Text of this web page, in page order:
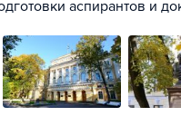
аспирантов и